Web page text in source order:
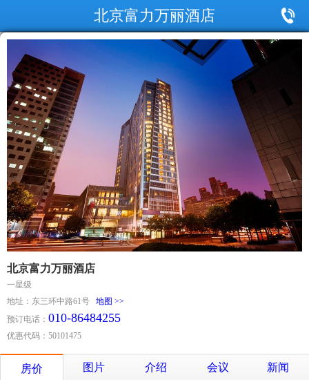
北京富力万丽酒店
北京富力万丽酒店
一星级
地址：东三环中路61号 地图 >>
预订电话： 010-86484255
优惠代码：50101475
房价 图片 介绍 会议 新闻